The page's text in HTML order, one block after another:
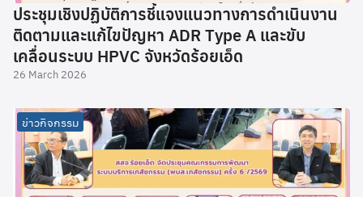
ประชุมเชิงปฏิบัติการชี้แจงแนวทางการดำเนินงาน
ติดตามและแก้ไขปัญหา ADR Type A และขับ
เคลื่อนระบบ HPVC จังหวัดร้อยเอ็ด
26 March 2026
ข่าวกิจกรรม